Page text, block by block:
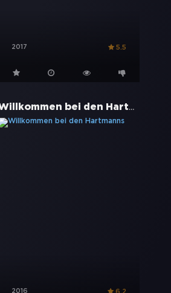
2017 5.5
Willkommen bei den Hartmanns
2016